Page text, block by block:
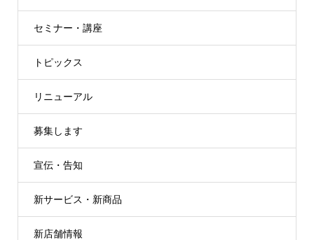
セミナー・講座
トピックス
リニューアル
募集します
宣伝・告知
新サービス・新商品
新店舗情報